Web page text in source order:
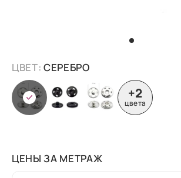
ЦВЕТ:СЕРЕБРО
+2
цвета
ЦЕНЫ ЗА МЕТРАЖ